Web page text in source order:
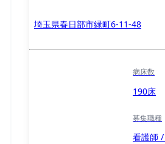
埼玉県春日部市緑町6-11-48
病床数
190床
募集職種
看護師